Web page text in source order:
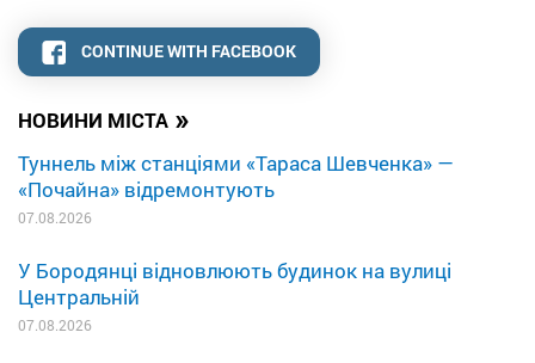
НОВИНИ МІСТА »
Туннель між станціями «Тараса Шевченка» —
«Почайна» відремонтують
07.08.2026
У Бородянці відновлюють будинок на вулиці
Центральній
07.08.2026
CONTINUE WITH FACEBOOK